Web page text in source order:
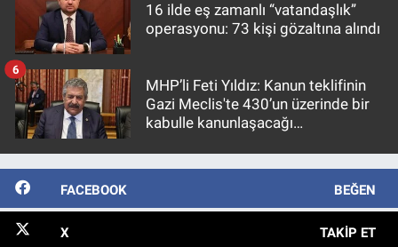
16 ilde eş zamanlı “vatandaşlık”
operasyonu: 73 kişi gözaltına alındı
MHP’li Feti Yıldız: Kanun teklifinin
Gazi Meclis'te 430’un üzerinde bir
kabulle kanunlaşacağı
6
FACEBOOK BEĞEN
X TAKIP ET